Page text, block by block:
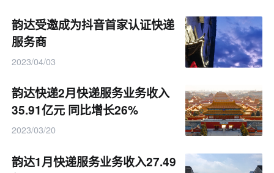
韵达受邀成为抖音首家认证快递
服务商
2023/04/03
韵达快递2月快递服务业务收入
35.91亿元 同比增长26%
2023/03/20
韵达1月快递服务业务收入27.49